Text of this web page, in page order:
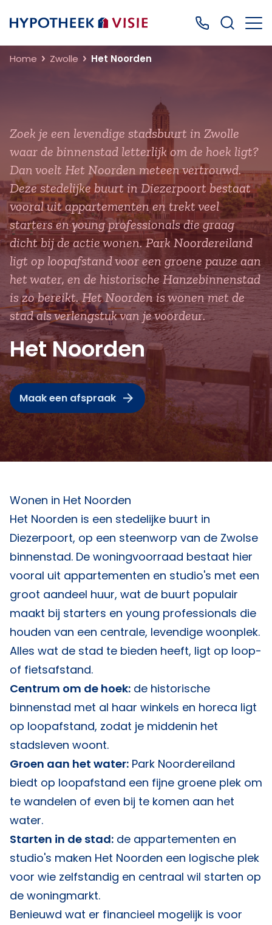
Terug naar home Bel ons: 0499
Home Zwolle Het Noorden
Zoek je een levendige stadsbuurt in Zwolle
waar de binnenstad letterlijk om de hoek ligt?
Dan voelt Het Noorden meteen vertrouwd.
Deze stedelijke buurt in Diezerpoort bestaat
vooral uit appartementen en trekt veel
starters en young professionals die graag
dicht bij de actie wonen. Park Noordereiland
ligt op loopafstand voor een groene pauze aan
het water, en de historische Hanzebinnenstad
is zo bereikt. Het Noorden is wonen met de
stad als verlengstuk van je voordeur.
Het Noorden
Maak een afspraak
Wonen in Het Noorden
Het Noorden is een stedelijke buurt in
Diezerpoort, op een steenworp van de Zwolse
binnenstad. De woningvoorraad bestaat hier
vooral uit appartementen en studio's met een
groot aandeel huur, wat de buurt populair
maakt bij starters en young professionals die
houden van een centrale, levendige woonplek.
Alles wat de stad te bieden heeft, ligt op loop-
of fietsafstand.
Centrum om de hoek: de historische
binnenstad met al haar winkels en horeca ligt
op loopafstand, zodat je middenin het
stadsleven woont.
Groen aan het water: Park Noordereiland
biedt op loopafstand een fijne groene plek om
te wandelen of even bij te komen aan het
water.
Starten in de stad: de appartementen en
studio's maken Het Noorden een logische plek
voor wie zelfstandig en centraal wil starten op
de woningmarkt.
Benieuwd wat er financieel mogelijk is voor